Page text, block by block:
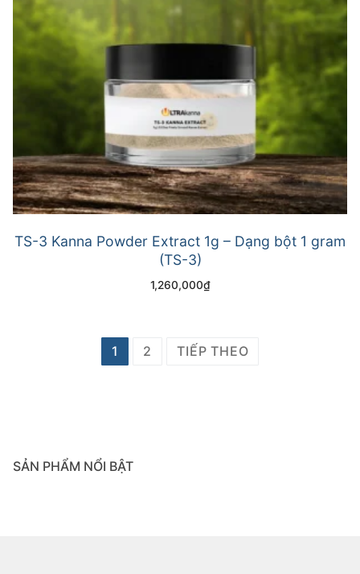
TS-3 Kanna Powder Extract 1g – Dạng bột 1 gram
(TS-3)
1,260,000₫
1 2 TIẾP THEO
SẢN PHẨM NỔI BẬT